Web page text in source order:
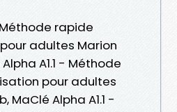
Méthode rapide
adultes Marion
A1.1 - Méthode
pour adultes
MaClé Alpha A1.1 -